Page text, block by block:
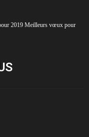
2019 Meilleurs vœux pour